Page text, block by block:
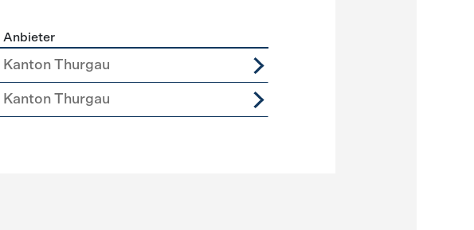
Anbieter
Kanton Thurgau
Kanton Thurgau